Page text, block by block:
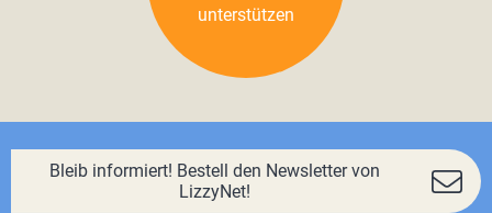
unterstützen
Bleib informiert! Bestell den Newsletter von
LizzyNet!